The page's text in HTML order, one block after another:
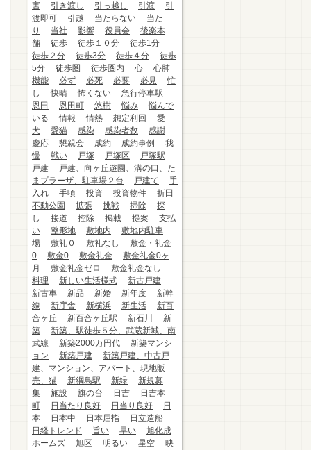
害
引き渡し 引っ越し 引渡
引
渡即可
引越 当たらない
当た
り
当社 影響 役員会
後楽本
舗
徒歩 徒歩１０分
徒歩1分
徒歩２分
徒歩3分 徒歩４分
徒歩
5分
徒歩圏 徒歩圏内 心
心肺
機能
必ず 必死 必要 必見
忙
し
快晴 怖くない
急行停車駅
恩田
恩田町 悠樹 悩み
悩んで
いる
情報 情熱 想定利回
愛
犬
愛猫 感染 感染者数
感謝
慶応
懇親会 成約 成約事例
我
慢
戦い 戸塚 戸塚区
戸塚駅
戸建
戸建、向ヶ丘遊園、溝の口、た
まプラーザ、駐車場２台
戸建て
手
入れ
手頃 投資 投資物件
折田
不動公園
拡張 挑戦 掃除
探
し
接道 控除 掲載 提案
支払
い
整形地 敷地内
敷地内駐車
場
敷礼０ 敷礼なし
敷金・礼金
0
敷金0 敷金礼金
敷金礼金0ヶ
月
敷金礼金ゼロ
敷金礼金なし
料理
新しい生活様式
新古戸建
新古車
新品 新婚 新年度
新幹
線
新庁舎 新横浜 新生活
新百
合ヶ丘
新百合ヶ丘駅 新石川
新
築
新築、駅徒歩５分、武蔵新城、南
武線
新築2000万円代
新築マンシ
ョン
新築戸建
新築戸建、中古戸
建、マンション、アパート、現地販
売、猫
新綱島駅 新緑
新規募
集
施設 旗の台 日吉
日吉本
町
日当たり良好 日当り良好
日
本
日本中 日本屈指
日立造船
日経トレンド
旨い 早い
旭化成
ホームズ
旭区 明るい 星空
映